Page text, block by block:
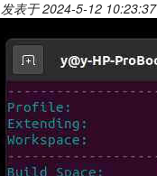
发表于 2024-5-12 10:23:37